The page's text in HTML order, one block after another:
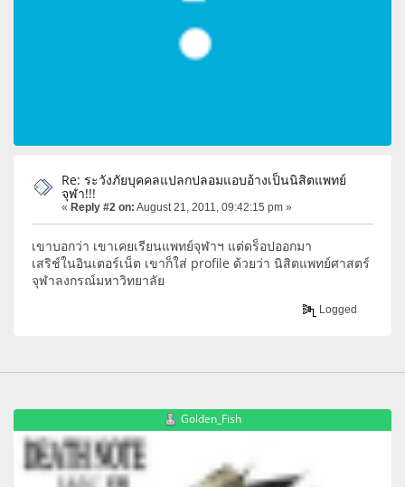
Re: ระวังภัยบุคคลแปลกปลอมแอบอ้างเป็นนิสิตแพทย์
จุฬา!!!
« Reply #2 on: August 21, 2011, 09:42:15 pm »
เขาบอกว่า เขาเคยเรียนแพทย์จุฬาฯ แต่ดร็อปออกมา
เสริช์ในอินเตอร์เน็ต เขาก็ใส่ profile ด้วยว่า นิสิตแพทย์ศาสตร์
จุฬาลงกรณ์มหาวิทยาลัย
Logged
Golden_Fish